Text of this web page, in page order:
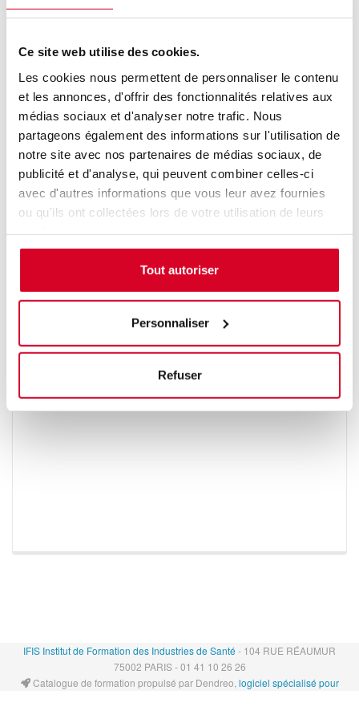
Ce site web utilise des cookies.
Les cookies nous permettent de personnaliser le contenu
et les annonces, d'offrir des fonctionnalités relatives aux
médias sociaux et d'analyser notre trafic. Nous
partageons également des informations sur l'utilisation de
notre site avec nos partenaires de médias sociaux, de
publicité et d'analyse, qui peuvent combiner celles-ci
avec d'autres informations que vous leur avez fournies
ou qu'ils ont collectées lors de votre utilisation de leurs
Tout autoriser
Personnaliser
Refuser
défini
Coordonnées
Adresse :6 rue Galilée
Code Postal :75116
Ville :PARIS
IFIS Institut de Formation des Industries de Santé - 104 RUE RÉAUMUR
75002 PARIS - 01 41 10 26 26
Catalogue de formation propulsé par Dendreo, logiciel spécialisé pour